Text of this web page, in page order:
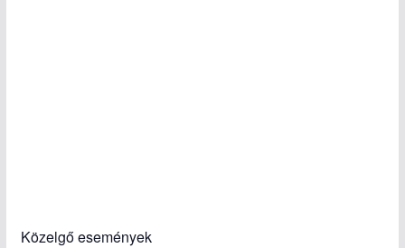
Közelgő események